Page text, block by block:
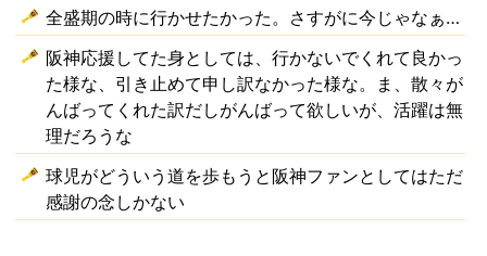
全盛期の時に行かせたかった。さすがに今じゃなぁ…
阪神応援してた身としては、行かないでくれて良かっ
た様な、引き止めて申し訳なかった様な。ま、散々が
んばってくれた訳だしがんばって欲しいが、活躍は無
理だろうな
球児がどういう道を歩もうと阪神ファンとしてはただ
感謝の念しかない